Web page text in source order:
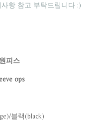
항 참고 부탁드립니다 :)
피스
ops
블랙(black)